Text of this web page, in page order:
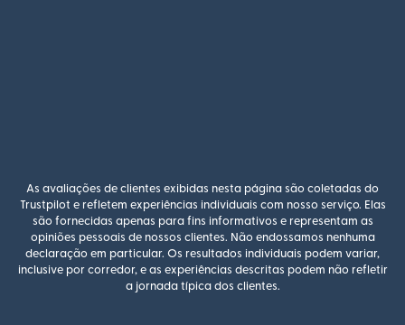
As avaliações de clientes exibidas nesta página são coletadas do
Trustpilot e refletem experiências individuais com nosso serviço. Elas
são fornecidas apenas para fins informativos e representam as
opiniões pessoais de nossos clientes. Não endossamos nenhuma
declaração em particular. Os resultados individuais podem variar,
inclusive por corredor, e as experiências descritas podem não refletir
a jornada típica dos clientes.